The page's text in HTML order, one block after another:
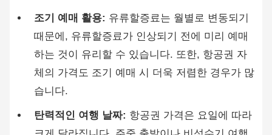
조기 예매 활용: 유류할증료는 월별로 변동되기
때문에, 유류할증료가 인상되기 전에 미리 예매
하는 것이 유리할 수 있습니다. 또한, 항공권 자
체의 가격도 조기 예매 시 더욱 저렴한 경우가 많
습니다.
탄력적인 여행 날짜: 항공권 가격은 요일에 따라